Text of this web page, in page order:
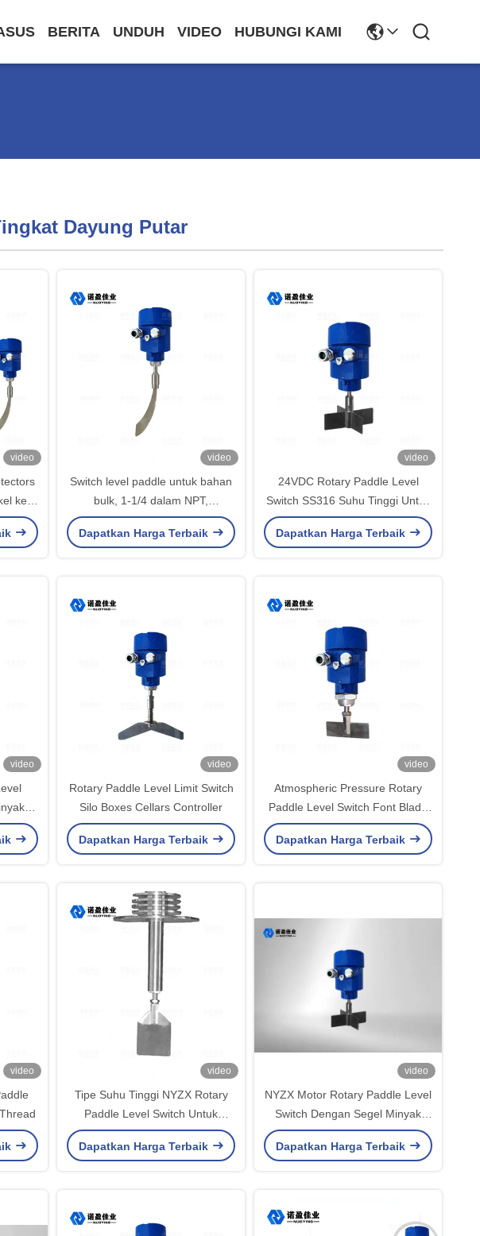
BERITA UNDUH VIDEO HUBUNGI KAMI
Dayung Putar
video
kecil
video
Switch level paddle untuk bahan
bulk, 1-1/4 dalam NPT,
Pertambangan & Penggunaan
Makanan
Dapatkan Harga Terbaik
video
24VDC Rotary Paddle Level
Switch SS316 Suhu Tinggi Untuk
pertambangan, makanan dan
minuman, silo, dan hopper.
Dapatkan Harga Terbaik
video video
Rotary Paddle Level Limit Switch
Silo Boxes Cellars Controller
Dapatkan Harga Terbaik
video
Atmospheric Pressure Rotary
Paddle Level Switch Font Blade
IP67
Dapatkan Harga Terbaik
video video
Tipe Suhu Tinggi NYZX Rotary
Paddle Level Switch Untuk
Partikel Bubuk
Dapatkan Harga Terbaik
video
NYZX Motor Rotary Paddle Level
Switch Dengan Segel Minyak
24VDC / 220VAC
Dapatkan Harga Terbaik